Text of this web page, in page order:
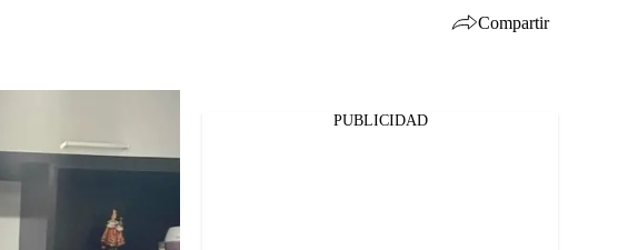
Compartir
Twitter
PUBLICIDAD